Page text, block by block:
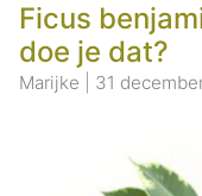
Ficus
doe je dat?
Marijke 31